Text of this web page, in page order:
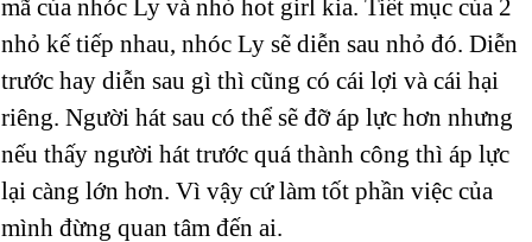
mã của nhóc Ly và nhỏ hot girl kia. Tiết mục của 2
nhỏ kế tiếp nhau, nhóc Ly sẽ diễn sau nhỏ đó. Diễn
trước hay diễn sau gì thì cũng có cái lợi và cái hại
riêng. Người hát sau có thể sẽ đỡ áp lực hơn nhưng
nếu thấy người hát trước quá thành công thì áp lực
lại càng lớn hơn. Vì vậy cứ làm tốt phần việc của
mình đừng quan tâm đến ai.